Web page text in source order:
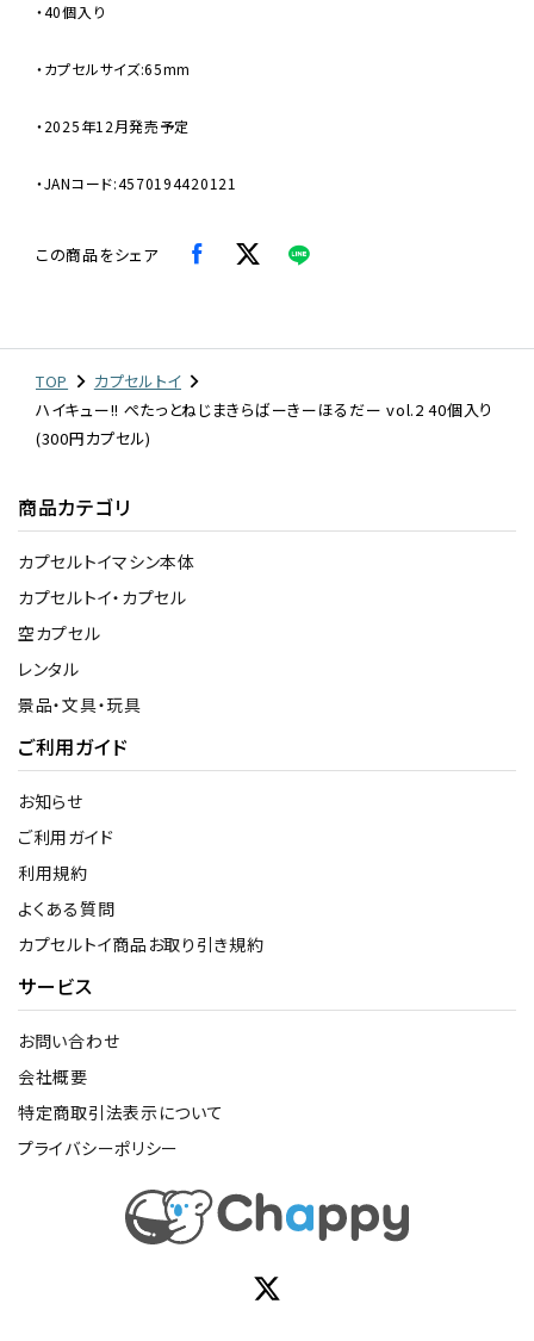
・40個入り
・カプセルサイズ:65mm
・2025年12月発売予定
・JANコード:4570194420121
この商品をシェア
TOP
カプセルトイ
ハイキュー!! ぺたっとねじまきらばーきーほるだー vol.2 40個入り
(300円カプセル)
商品カテゴリ
カプセルトイマシン本体
カプセルトイ・カプセル
空カプセル
レンタル
景品・文具・玩具
ご利用ガイド
お知らせ
ご利用ガイド
利用規約
よくある質問
カプセルトイ商品お取り引き規約
サービス
お問い合わせ
会社概要
特定商取引法表示について
プライバシーポリシー